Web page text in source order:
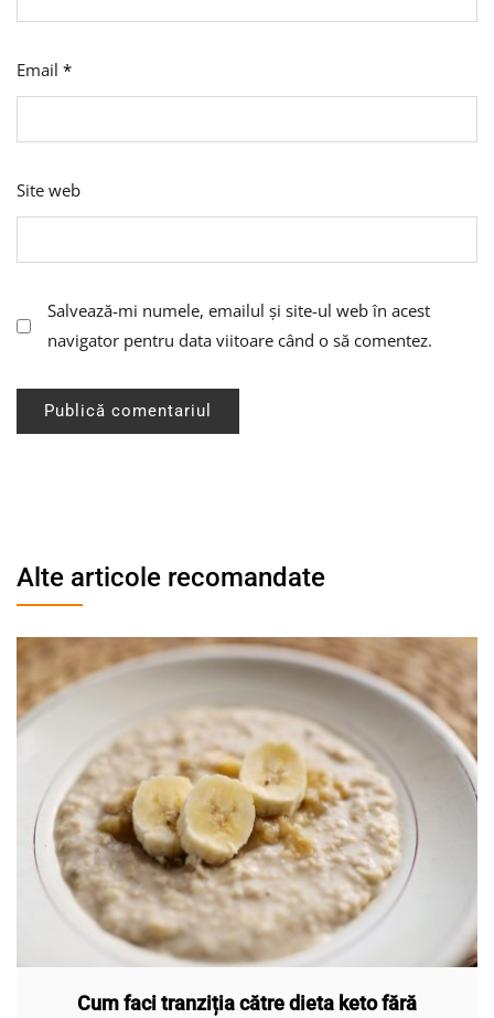
Email *
Site web
Salvează-mi numele, emailul și site-ul web în acest
navigator pentru data viitoare când o să comentez.
Alte articole recomandate
Cum faci tranziția către dieta keto fără